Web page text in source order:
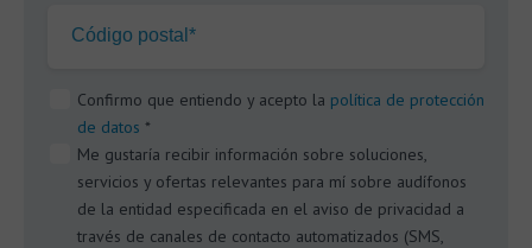
Código postal*
Confirmo que entiendo y acepto la política de protección
de datos *
Me gustaría recibir información sobre soluciones,
servicios y ofertas relevantes para mí sobre audífonos
de la entidad especificada en el aviso de privacidad a
través de canales de contacto automatizados (SMS,